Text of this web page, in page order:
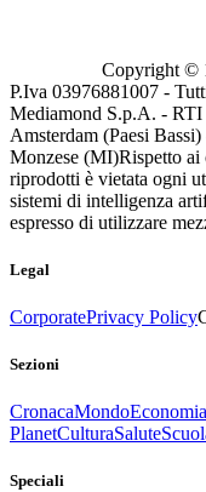
Copyright ©
P.Iva 03976881007 -
Mediamond S.p.A. - RTI
Amsterdam (Paesi
Monzese (MI)Rispetto ai
riprodotti è vietata ogni
sistemi di intelligenza
espresso di utilizzare
Legal
CorporatePrivacy Policy
Sezioni
CronacaMondoEconomia
PlanetCulturaSalute
Speciali